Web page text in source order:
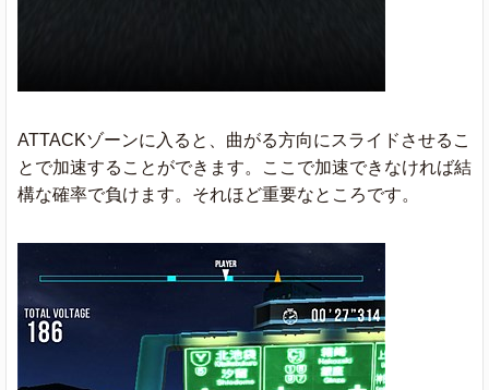
ATTACKゾーンに入ると、曲がる方向にスライドさせるこ
とで加速することができます。ここで加速できなければ結
構な確率で負けます。それほど重要なところです。